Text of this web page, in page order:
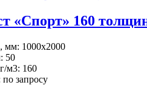
«Спорт» 160
мм: 1000x2000
50
м3: 160
запросу